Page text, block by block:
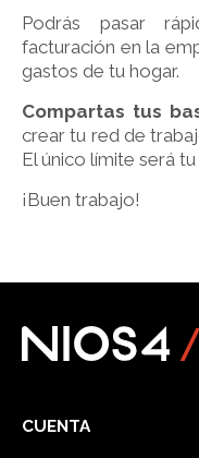
Podrás pasar
facturación en la
gastos de tu hogar.
Compartas tus
crear tu red de
El único límite será
¡Buen trabajo!
CUENTA